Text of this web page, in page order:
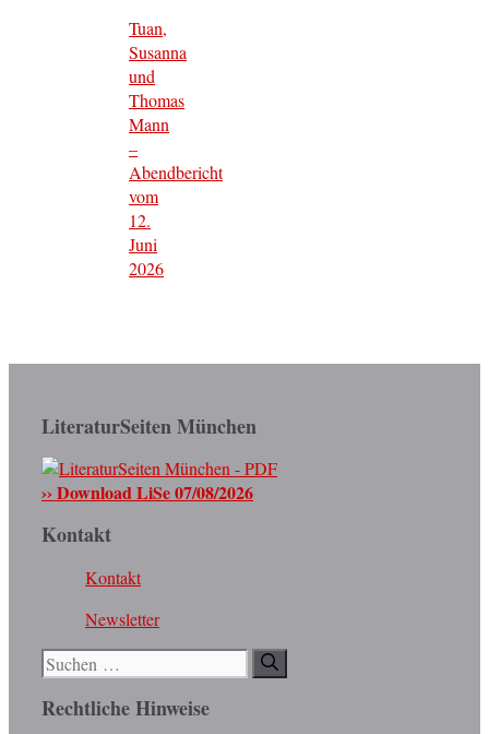
Tuan,
Susanna
und
Thomas
Mann
–
Abendbericht
vom
12.
Juni
2026
LiteraturSeiten München
›› Download LiSe 07/08/2026
Kontakt
Kontakt
Newsletter
Suchen
nach:
Rechtliche Hinweise